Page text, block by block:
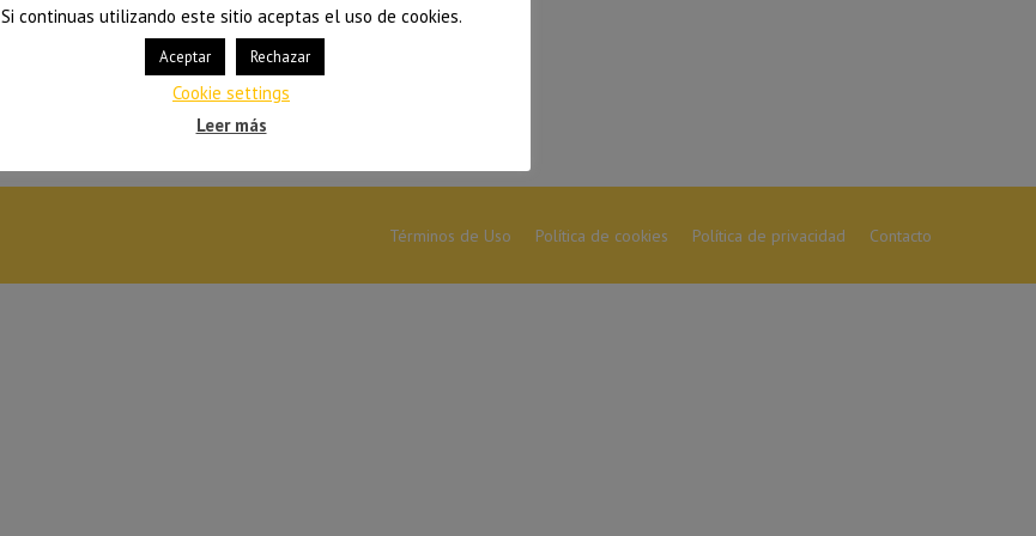
Términos de Uso Política de cookies Política de privacidad Contacto
Si continuas utilizando este sitio aceptas el uso de cookies.
Aceptar Rechazar
Cookie settings
Leer más